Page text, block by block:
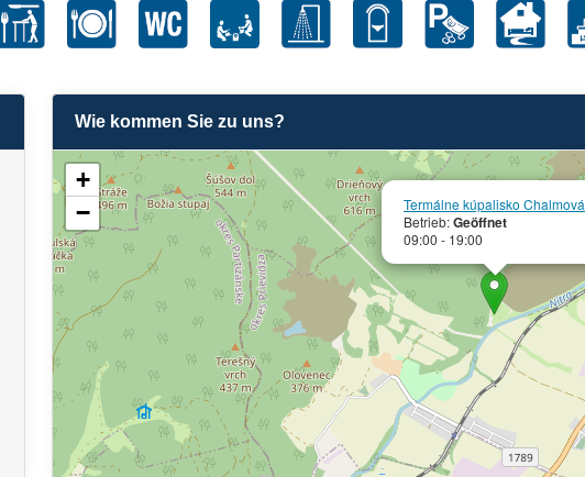
Wie kommen Sie zu uns?
Termálne kúpalisko Chalmová
Betrieb:Geöffnet
09:00 - 19:00
+
−